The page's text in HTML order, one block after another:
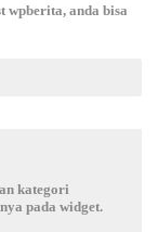
wpberita, anda bisa
kategori
pada widget.